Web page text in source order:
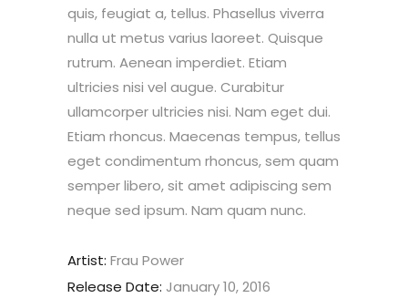
quis, feugiat a, tellus. Phasellus viverra
nulla ut metus varius laoreet. Quisque
rutrum. Aenean imperdiet. Etiam
ultricies nisi vel augue. Curabitur
ullamcorper ultricies nisi. Nam eget dui.
Etiam rhoncus. Maecenas tempus, tellus
eget condimentum rhoncus, sem quam
semper libero, sit amet adipiscing sem
neque sed ipsum. Nam quam nunc.
Artist: Frau Power
Release Date: January 10, 2016